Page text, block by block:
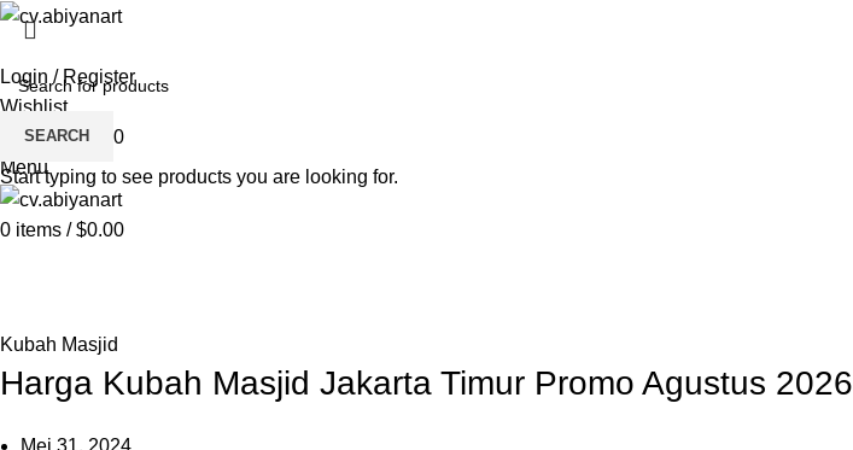
Login / Register
Wishlist
items / $0.00
Menu
0 items / $0.00
Kubah Masjid
Harga Kubah Masjid Jakarta Timur Promo Agustus 2026
Mei 31, 2024
SEARCH
Start typing to see products you are looking for.